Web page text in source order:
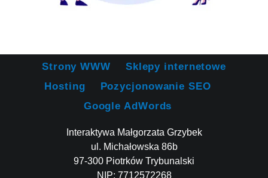
Strony WWW
Sklepy internetowe
Hosting
Pozycjonowanie SEO
Google AdWords
Interaktywa Małgorzata Grzybek
ul. Michałowska 86b
97-300 Piotrków Trybunalski
NIP: 7712572268